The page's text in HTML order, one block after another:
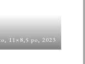
11×8,5 po, 2023